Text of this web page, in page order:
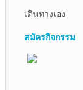
เดินทาง
สมัครกิจกรรม